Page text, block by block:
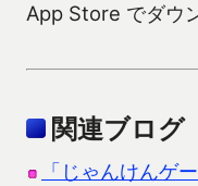
App Store でダウ
関連ブログ
「じゃんけんゲ